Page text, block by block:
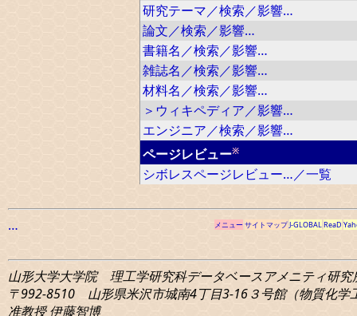
研究テーマ／検索／影響…
論文／検索／影響…
書籍名／検索／影響…
雑誌名／検索／影響…
材料名／検索／影響…
＞ウィキペディア／影響…
エンジニア／検索／影響…
ページレビュー※
シボレスページレビュー…／一覧
… メニューサイトマップJ-GLOBALReaD
山形大学大学院 理工学研究科データベースアメニティ研究
〒992-8510 山形県米沢市城南4丁目3-16３号館（物質化学
准教授 伊藤智博